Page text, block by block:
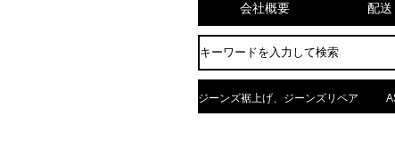
会社概要 配送
ジーンズ裾上げ、ジーンズリペア